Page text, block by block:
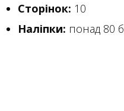
Сторінок: 10
Наліпки: понад 80